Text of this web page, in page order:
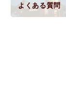
よくある質問